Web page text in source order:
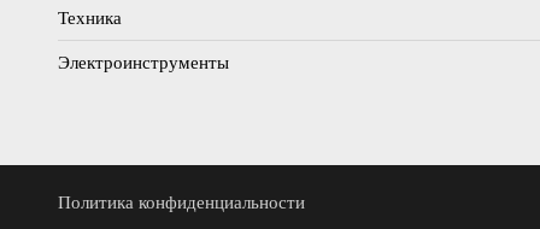
Техника
Электроинструменты
Политика конфиденциальности